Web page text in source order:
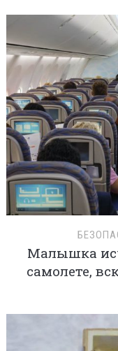
Малышка
самолете,